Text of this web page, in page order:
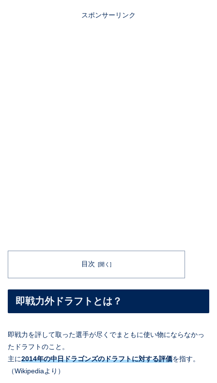
スポンサーリンク
目次
即戦力外ドラフトとは？
即戦力を評して取った選手が尽くでまともに使い物にならなかっ
たドラフトのこと。
主に2014年の中日ドラゴンズのドラフトに対する評価を指す。
（Wikipediaより）